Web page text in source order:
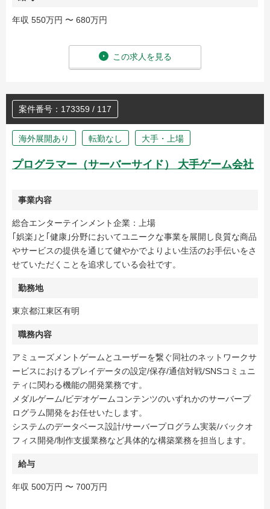
年収 550万円 〜 680万円
この求人を見る
案件番号：173359 / 117
海外展開あり 転勤なし 大手・上場
プログラマー（サーバーサイド） 大手ゲーム会社
事業内容
総合エンターテインメント企業：上場
｢娯楽｣と｢健康｣分野においてユニークな事業を展開し良質な商品
やサービスの提供を通じて健やかでよりよい生活のお手伝いをさ
せていただくことを追求している会社です。
勤務地
東京都江東区有明
職務内容
アミューズメントゲームとユーザーを繋ぐ同社のネットワークサ
ービスにおけるプレイデータの設定/保存/通信対戦/SNSコミュニ
ティに関わる機能の開発業務です。
メダルゲーム/ビデオゲームコンテンツのいずれかのサーバープ
ログラム開発をお任せいたします。
システムのデータベース設計/サーバープログラム実装/バックオ
フィス開発/制作支援業務など具体的な構築業務を担当します。
給与
年収 500万円 〜 700万円